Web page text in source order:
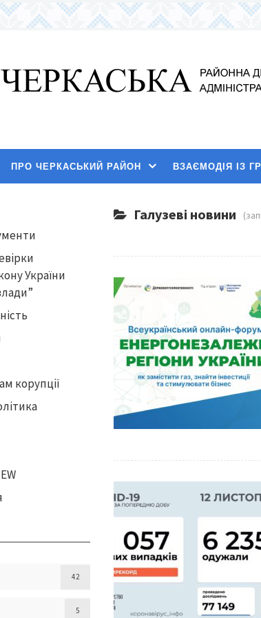
ПРО ЧЕРКАСЬКИЙ РАЙОН ВЗАЄМОДІЯ ІЗ
Галузеві новини
України
корупції
42
5